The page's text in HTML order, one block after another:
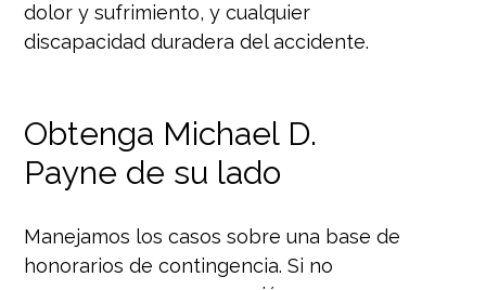
dolor y sufrimiento, y cualquier
discapacidad duradera del accidente.
Obtenga Michael D.
Payne de su lado
Manejamos los casos sobre una base de
honorarios de contingencia. Si no